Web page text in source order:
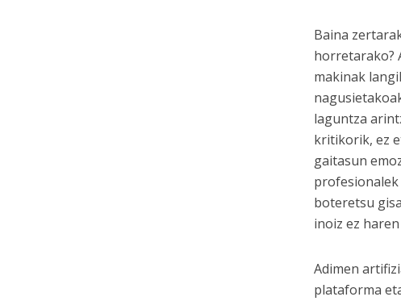
Baina
horretarako?
makinak
laguntza
kritikorik, ez
gaitasun
boteretsu
inoiz ez
Adimen
plataforma